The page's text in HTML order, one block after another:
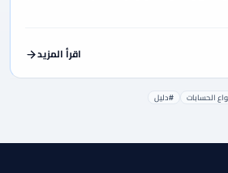
اقرأ المزيد
الحسابات #دليل